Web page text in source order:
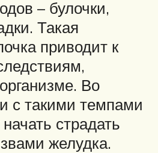
– булочки,
Такая
приводит к
Во
с такими темпами
страдать
желудка.